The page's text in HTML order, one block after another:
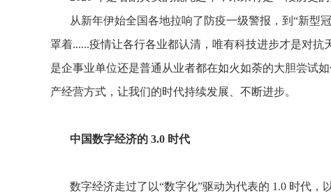
从新年伊始全国各地拉响了防疫一级警报，到“新型
罩着......疫情让各行各业都认清，唯有科技进步才是对
是企事业单位还是普通从业者都在如火如荼的大胆尝试
产经营方式，让我们的时代持续发展、不断进步。
中国数字经济的 3.0 时代
数字经济走过了以“数字化”驱动为代表的 1.0 时代，